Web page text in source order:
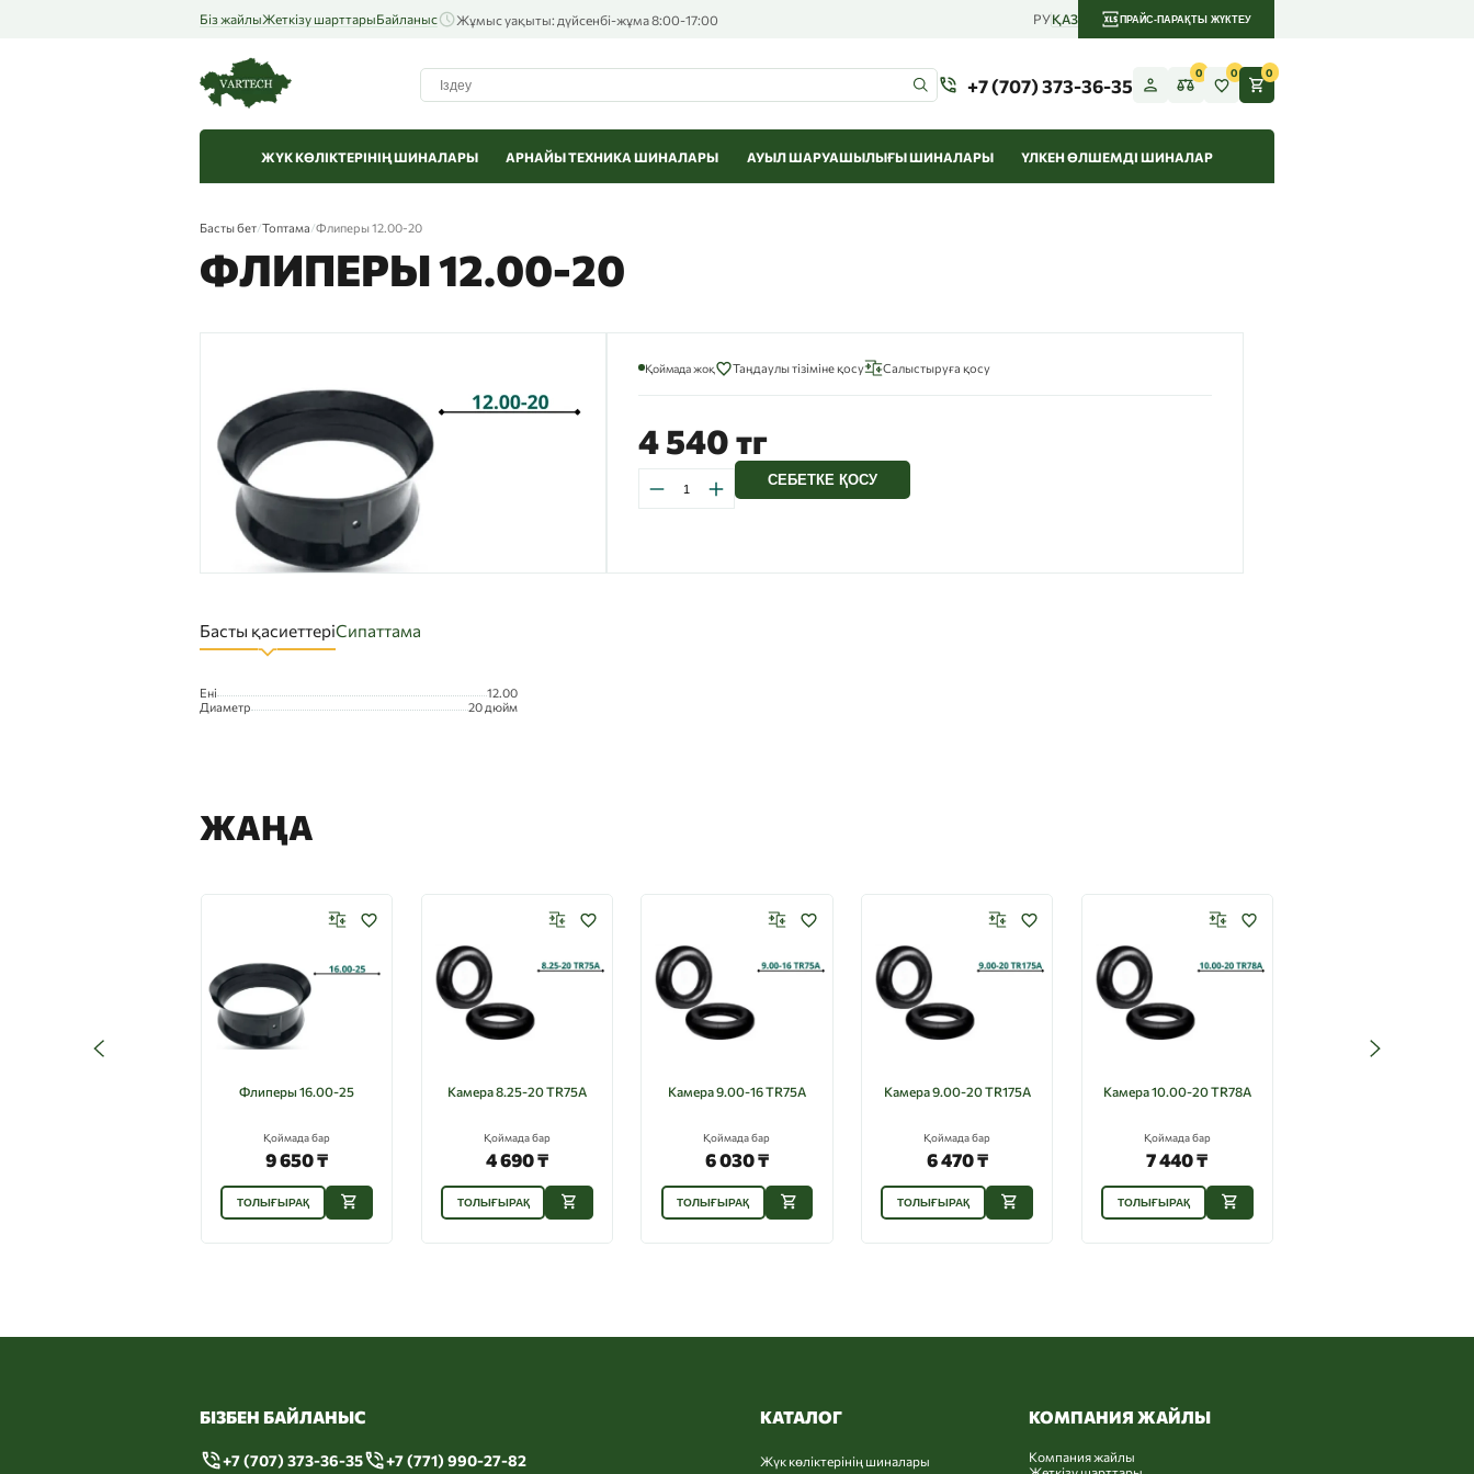
Біз жайлыЖеткізу шарттарыБайланыс Жұмыс уақыты: дүйсенбі-жұма 8:00-17:00 РУҚАЗ ПРАЙС-ПАРАҚТЫ ЖҮКТЕУ
+7 (707) 373-36-35
0 0 0
ЖҮК КӨЛІКТЕРІНІҢ ШИНАЛАРЫ АРНАЙЫ ТЕХНИКА ШИНАЛАРЫ АУЫЛ ШАРУАШЫЛЫҒЫ ШИНАЛАРЫ ҮЛКЕН ӨЛШЕМДІ ШИНАЛАР
Басты бет/Топтама/Флиперы 12.00-20
ФЛИПЕРЫ 12.00-20
Қоймада жоқ Таңдаулы тізіміне қосу Салыстыруға қосу
4 540 тг
СЕБЕТКЕ ҚОСУ
Басты қасиеттеріСипаттама
Ені
12.00
Диаметр
20 дюйм
ЖАҢА
Флиперы 16.00-25
Қоймада бар
9 650 ₸
ТОЛЫҒЫРАҚ
Камера 8.25-20 TR75A
Қоймада бар
4 690 ₸
ТОЛЫҒЫРАҚ
Камера 9.00-16 TR75A
Қоймада бар
6 030 ₸
ТОЛЫҒЫРАҚ
Камера 9.00-20 TR175A
Қоймада бар
6 470 ₸
ТОЛЫҒЫРАҚ
Камера 10.00-20 TR78A
Қоймада бар
7 440 ₸
ТОЛЫҒЫРАҚ
БІЗБЕН БАЙЛАНЫС
+7 (707) 373-36-35 +7 (771) 990-27-82
КАТАЛОГ
Жүк көліктерінің шиналары
КОМПАНИЯ ЖАЙЛЫ
Компания жайлы